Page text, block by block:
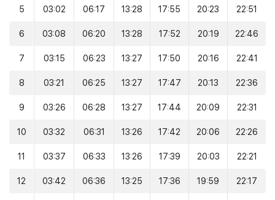
5 03:02 06:17 13:28 17:55 20:23 22:51
6 03:08 06:20 13:28 17:52 20:19 22:46
7 03:15 06:23 13:27 17:50 20:16 22:41
8 03:21 06:25 13:27 17:47 20:13 22:36
9 03:26 06:28 13:27 17:44 20:09 22:31
10 03:32 06:31 13:26 17:42 20:06 22:26
11 03:37 06:33 13:26 17:39 20:03 22:21
12 03:42 06:36 13:25 17:36 19:59 22:17